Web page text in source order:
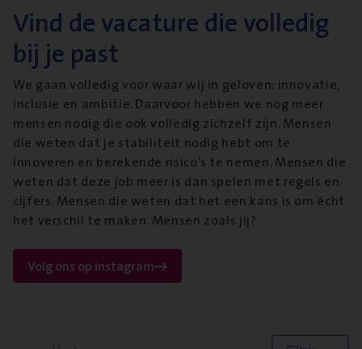
Vind de vacature die volledig
bij je past
We gaan volledig voor waar wij in geloven: innovatie,
inclusie en ambitie. Daarvoor hebben we nog meer
mensen nodig die ook volledig zichzelf zijn. Mensen
die weten dat je stabiliteit nodig hebt om te
innoveren en berekende risico’s te nemen. Mensen die
weten dat deze job meer is dan spelen met regels en
cijfers. Mensen die weten dat het een kans is om écht
het verschil te maken. Mensen zoals jij?
Volg ons op instagram